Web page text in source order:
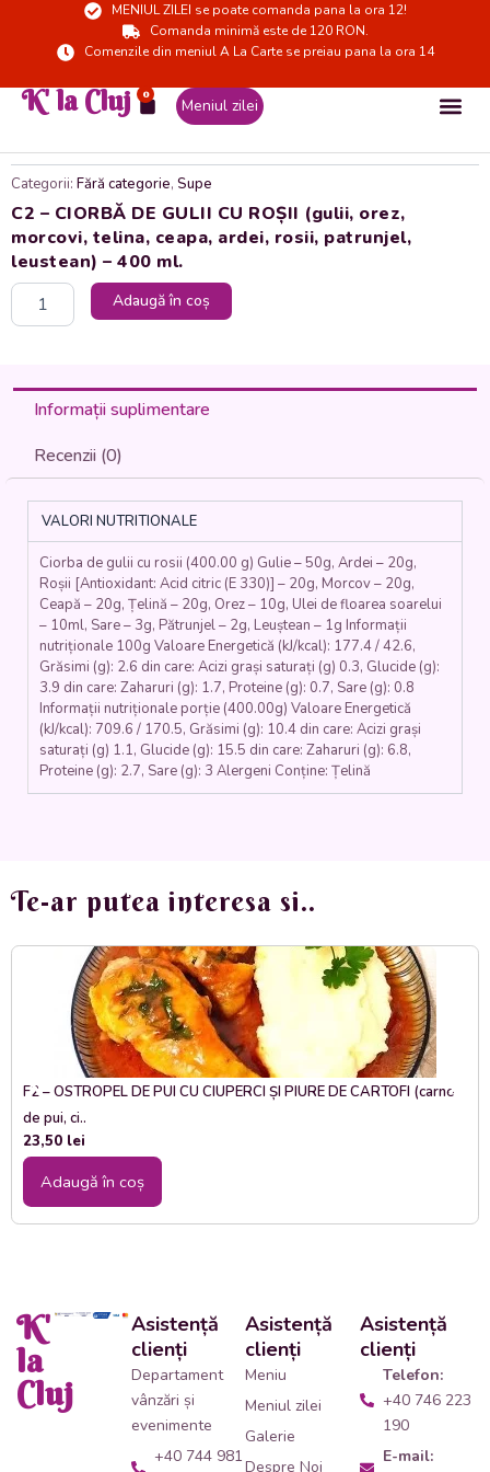
MENIUL ZILEI se poate comanda pana la ora 12!
Comanda minimă este de 120 RON.
Comenzile din meniul A La Carte se preiau pana la ora 14
K' la Cluj 0
Cart Meniul zilei
Categorii: Fără categorie, Supe
C2 – CIORBĂ DE GULII CU ROȘII (gulii, orez,
morcovi, telina, ceapa, ardei, rosii, patrunjel,
leustean) – 400 ml.
Cantitate
GULII
ROȘII
(gulii,
morcovi,
ceapa,
ardei,
rosii,
patrunjel,
leustean)
Adaugă în coș
Informații suplimentare
Recenzii (0)
VALORI NUTRITIONALE
Ciorba de gulii cu rosii (400.00 g) Gulie – 50g, Ardei – 20g,
Roșii [Antioxidant: Acid citric (E 330)] – 20g, Morcov – 20g,
Ceapă – 20g, Țelină – 20g, Orez – 10g, Ulei de floarea soarelui
– 10ml, Sare – 3g, Pătrunjel – 2g, Leuștean – 1g Informații
nutriționale 100g Valoare Energetică (kJ/kcal): 177.4 / 42.6,
Grăsimi (g): 2.6 din care: Acizi grași saturați (g) 0.3, Glucide (g):
3.9 din care: Zaharuri (g): 1.7, Proteine (g): 0.7, Sare (g): 0.8
Informații nutriționale porție (400.00g) Valoare Energetică
(kJ/kcal): 709.6 / 170.5, Grăsimi (g): 10.4 din care: Acizi grași
saturați (g) 1.1, Glucide (g): 15.5 din care: Zaharuri (g): 6.8,
Proteine (g): 2.7, Sare (g): 3 Alergeni Conține: Țelină
Te-ar putea interesa si..
F2 – OSTROPEL DE PUI CU CIUPERCI ȘI PIURE DE CARTOFI (carne
de pui, ci..
23,50 lei
Adaugă în coș
K'
la
Cluj
Asistență
clienți
Departament
vânzări și
evenimente
+40 744 981
Asistență
clienți
Meniu
Meniul zilei
Galerie
Despre Noi
Asistență
clienți
Telefon:
+40 746 223
190
E-mail: